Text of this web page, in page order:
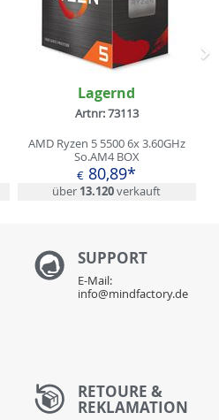
Lagernd
Artnr: 73113
AMD Ryzen 5 5500 6x 3.60GHz
So.AM4 BOX
€ 80,89*
über 13.120verkauft
SUPPORT
E-Mail:
info@mindfactory.de
RETOURE &
REKLAMATION